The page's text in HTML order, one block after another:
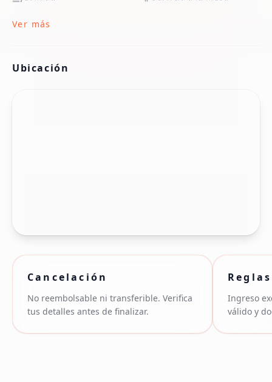
Ver más
Ubicación
Cancelación
No reembolsable ni transferible. Verifica
tus detalles antes de finalizar.
Reglas
Ingreso
válido y